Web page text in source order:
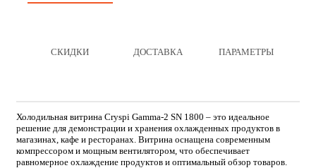
СКИДКИ ДОСТАВКА ПАРАМЕТРЫ
Холодильная витрина Cryspi Gamma-2 SN 1800 – это идеальное
решение для демонстрации и хранения охлажденных продуктов в
магазинах, кафе и ресторанах. Витрина оснащена современным
компрессором и мощным вентилятором, что обеспечивает
равномерное охлаждение продуктов и оптимальный обзор товаров.